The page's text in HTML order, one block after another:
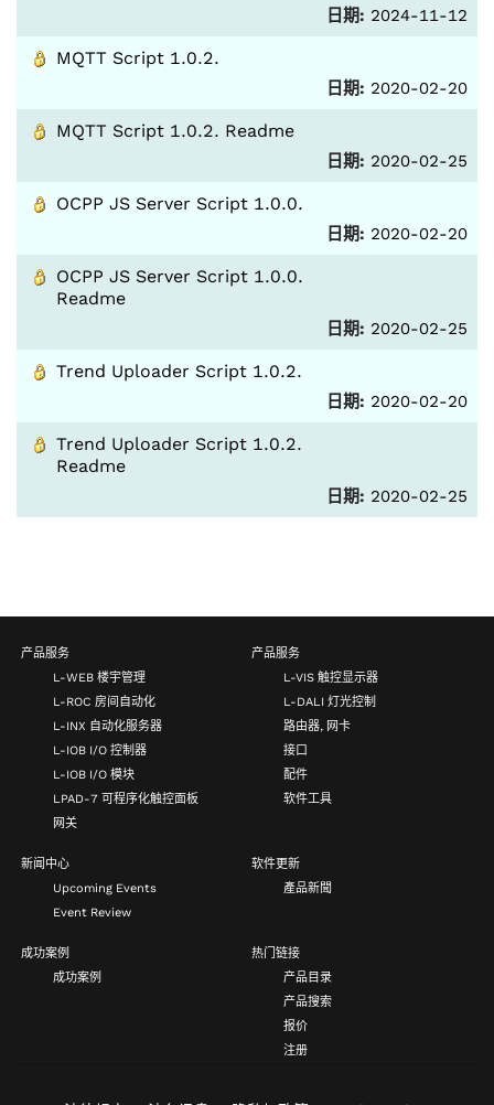
日期: 2024-11-12
MQTT Script 1.0.2.
日期: 2020-02-20
MQTT Script 1.0.2. Readme
日期: 2020-02-25
OCPP JS Server Script 1.0.0.
日期: 2020-02-20
OCPP JS Server Script 1.0.0.
Readme
日期: 2020-02-25
Trend Uploader Script 1.0.2.
日期: 2020-02-20
Trend Uploader Script 1.0.2.
Readme
日期: 2020-02-25
产品服务
L-WEB 楼宇管理
L-ROC 房间自动化
L-INX 自动化服务器
L-IOB I/O 控制器
L-IOB I/O 模块
LPAD-7 可程序化触控面板
网关
产品服务
L-VIS 触控显示器
L-DALI 灯光控制
路由器, 网卡
接口
配件
软件工具
新闻中心
Upcoming Events
Event Review
软件更新
產品新聞
成功案例
成功案例
热门链接
产品目录
产品搜索
报价
注册